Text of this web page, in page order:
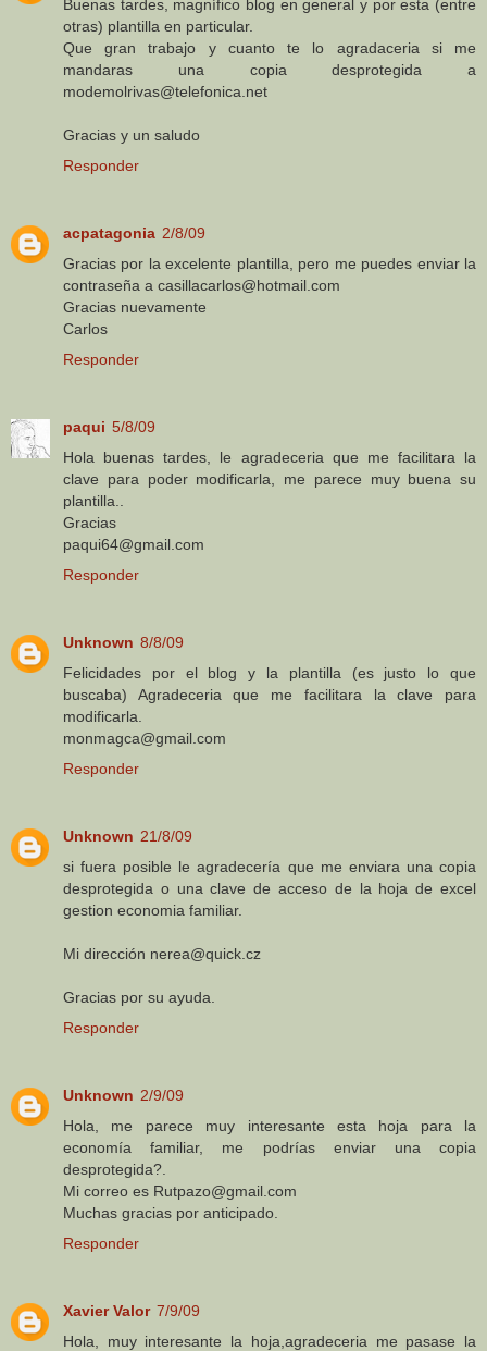
Buenas tardes, magnífico blog en general y por esta (entre
otras) plantilla en particular.
Que gran trabajo y cuanto te lo agradaceria si me
mandaras una copia desprotegida a
modemolrivas@telefonica.net
Gracias y un saludo
Responder
acpatagonia 2/8/09
Gracias por la excelente plantilla, pero me puedes enviar la
contraseña a casillacarlos@hotmail.com
Gracias nuevamente
Carlos
Responder
paqui 5/8/09
Hola buenas tardes, le agradeceria que me facilitara la
clave para poder modificarla, me parece muy buena su
plantilla..
Gracias
paqui64@gmail.com
Responder
Unknown 8/8/09
Felicidades por el blog y la plantilla (es justo lo que
buscaba) Agradeceria que me facilitara la clave para
modificarla.
monmagca@gmail.com
Responder
Unknown 21/8/09
si fuera posible le agradecería que me enviara una copia
desprotegida o una clave de acceso de la hoja de excel
gestion economia familiar.
Mi dirección nerea@quick.cz
Gracias por su ayuda.
Responder
Unknown 2/9/09
Hola, me parece muy interesante esta hoja para la
economía familiar, me podrías enviar una copia
desprotegida?.
Mi correo es Rutpazo@gmail.com
Muchas gracias por anticipado.
Responder
Xavier Valor 7/9/09
Hola, muy interesante la hoja,agradeceria me pasase la